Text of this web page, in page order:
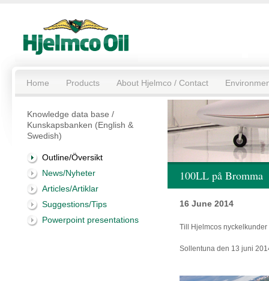
Home Products About Hjelmco / Contact
Knowledge data base /
Kunskapsbanken (English &
Swedish)
Outline/Översikt
News/Nyheter
Articles/Artiklar
Suggestions/Tips
Powerpoint presentations
100LL på Bromma
16 June 2014
Till Hjelmcos
Sollentuna den 13 juni